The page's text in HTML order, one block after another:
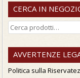
CERCA IN
Cerca:
AVVERTENZE
Politica sulla